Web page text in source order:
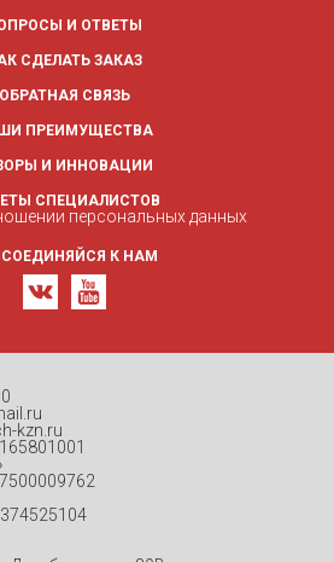
И ОТВЕТЫ
СДЕЛАТЬ ЗАКАЗ
ОБРАТНАЯ СВЯЗЬ
ПРЕИМУЩЕСТВА
И ИННОВАЦИИ
СПЕЦИАЛИСТОВ
персональных данных
К НАМ
kzn.ru